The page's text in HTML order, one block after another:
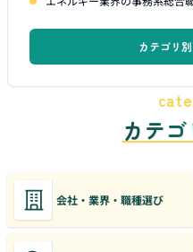
カテゴリ
カテ
会社・業界・職種選び